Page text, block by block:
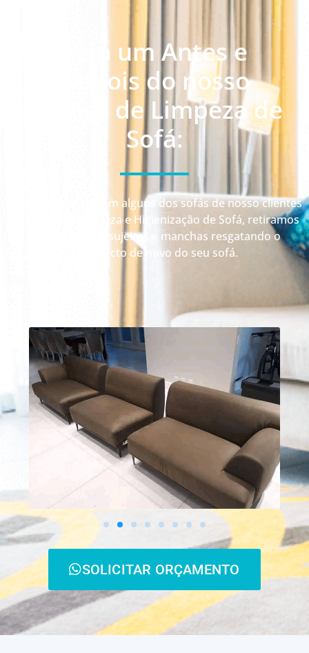
Veja um Antes e
Depois do nosso
serviço de Limpeza de
Sofá:
Veja como ficaram alguns dos sofás de nosso clientes
depois da Limpeza e Higienização de Sofá, retiramos
até 99% das sujeiras e manchas resgatando o
aspecto de novo do seu sofá.
SOLICITAR ORÇAMENTO